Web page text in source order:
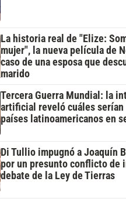
La historia real de "Elize:
mujer", la nueva película de
caso de una esposa que
marido
Tercera Guerra Mundial: la
artificial reveló cuáles
países latinoamericanos en
Di Tullio impugnó a Joaquín
por un presunto conflicto de
debate de la Ley de Tierras